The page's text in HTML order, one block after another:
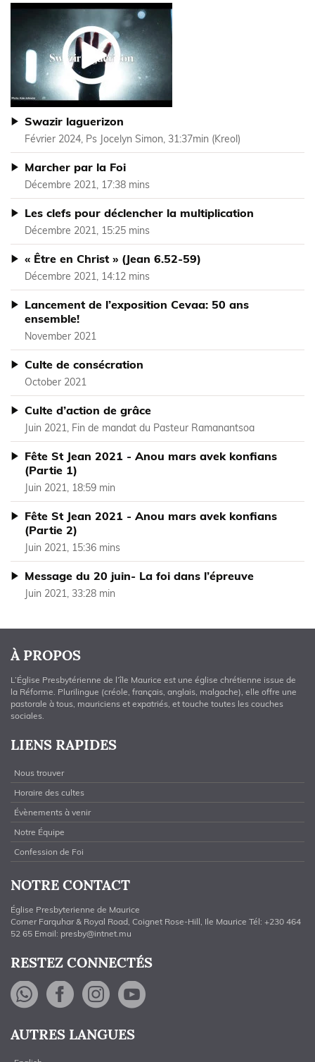
Swazir laguerizon
Février 2024, Ps Jocelyn Simon, 31:37min (Kreol)
Marcher par la Foi
Décembre 2021, 17:38 mins
Les clefs pour déclencher la multiplication
Décembre 2021, 15:25 mins
« Être en Christ » (Jean 6.52-59)
Décembre 2021, 14:12 mins
Lancement de l’exposition Cevaa: 50 ans
ensemble!
November 2021
Culte de consécration
October 2021
Culte d’action de grâce
Juin 2021, Fin de mandat du Pasteur Ramanantsoa
Fête St Jean 2021 - Anou mars avek konfians
(Partie 1)
Juin 2021, 18:59 min
Fête St Jean 2021 - Anou mars avek konfians
(Partie 2)
Juin 2021, 15:36 mins
Message du 20 juin- La foi dans l’épreuve
Juin 2021, 33:28 min
À PROPOS
L’Église Presbytérienne de l’île Maurice est une église chrétienne issue de
la Réforme. Plurilingue (créole, français, anglais, malgache), elle offre une
pastorale à tous, mauriciens et expatriés, et touche toutes les couches
sociales.
LIENS RAPIDES
Nous trouver
Horaire des cultes
Évènements à venir
Notre Équipe
Confession de Foi
NOTRE CONTACT
Église Presbyterienne de Maurice
Corner Farquhar & Royal Road, Coignet Rose-Hill, Ile Maurice Tél: +230 464
52 65 Email: presby@intnet.mu
RESTEZ CONNECTÉS
WhatsApp
Facebook
Instagram
AUTRES LANGUES